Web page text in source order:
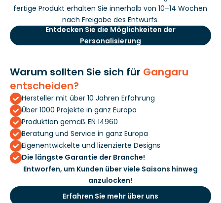
fertige Produkt erhalten Sie innerhalb von 10–14 Wochen
nach Freigabe des Entwurfs.
Entdecken Sie die Möglichkeiten der
Personalisierung
Warum sollten Sie sich für Gangaru
entscheiden?
Hersteller mit über 10 Jahren Erfahrung
Über 1000 Projekte in ganz Europa
Produktion gemäß EN 14960
Beratung und Service in ganz Europa
Eigenentwickelte und lizenzierte Designs
Die längste Garantie der Branche!
Entworfen, um Kunden über viele Saisons hinweg
anzulocken!
Erfahren Sie mehr über uns